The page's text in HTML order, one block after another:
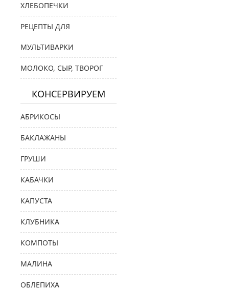
ХЛЕБОПЕЧКИ
РЕЦЕПТЫ ДЛЯ
МУЛЬТИВАРКИ
МОЛОКО, СЫР, ТВОРОГ
КОНСЕРВИРУЕМ
АБРИКОСЫ
БАКЛАЖАНЫ
ГРУШИ
КАБАЧКИ
КАПУСТА
КЛУБНИКА
КОМПОТЫ
МАЛИНА
ОБЛЕПИХА